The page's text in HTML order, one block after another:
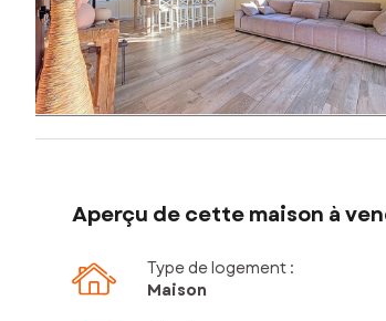
Aperçu de cette maison à
Type de logement :
Maison